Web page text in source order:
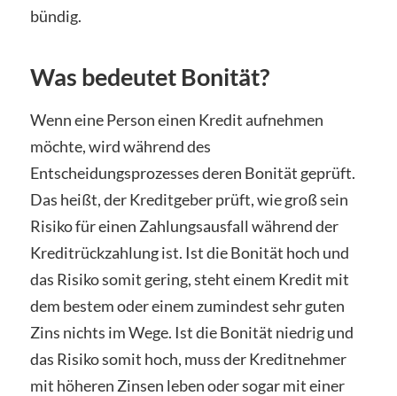
bündig.
Was bedeutet Bonität?
Wenn eine Person einen Kredit aufnehmen
möchte, wird während des
Entscheidungsprozesses deren Bonität geprüft.
Das heißt, der Kreditgeber prüft, wie groß sein
Risiko für einen Zahlungsausfall während der
Kreditrückzahlung ist. Ist die Bonität hoch und
das Risiko somit gering, steht einem Kredit mit
dem bestem oder einem zumindest sehr guten
Zins nichts im Wege. Ist die Bonität niedrig und
das Risiko somit hoch, muss der Kreditnehmer
mit höheren Zinsen leben oder sogar mit einer